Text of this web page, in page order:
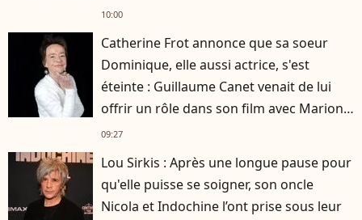
10:00
Catherine Frot annonce que sa soeur
Dominique, elle aussi actrice, s'est
éteinte : Guillaume Canet venait de lui
offrir un rôle dans son film avec Marion
Cotillard
09:27
Lou Sirkis : Après une longue pause pour
qu'elle puisse se soigner, son oncle
Nicola et Indochine l’ont prise sous leur